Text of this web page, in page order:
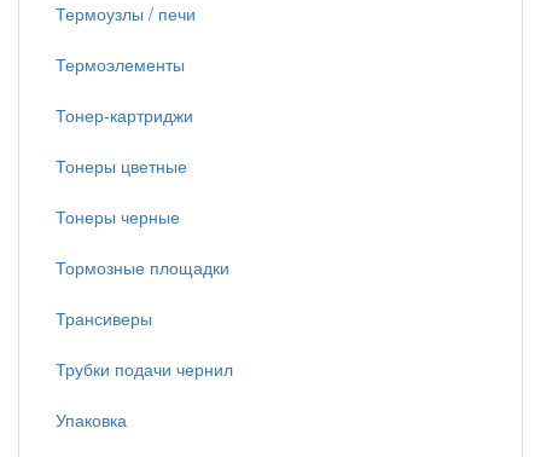
Термоузлы / печи
Термоэлементы
Тонер-картриджи
Тонеры цветные
Тонеры черные
Тормозные площадки
Трансиверы
Трубки подачи чернил
Упаковка